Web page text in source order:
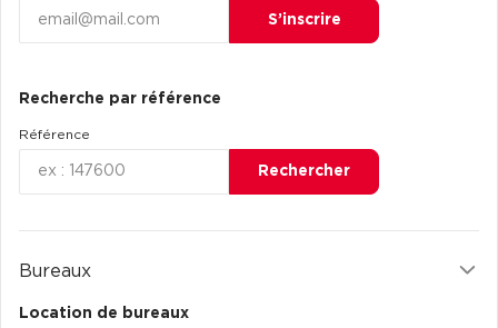
Achat de Commerces à Toulouse
Achat de Commerces à Marseille
S’inscrire
Recherche par référence
Référence
Rechercher
Bureaux
Location de bureaux